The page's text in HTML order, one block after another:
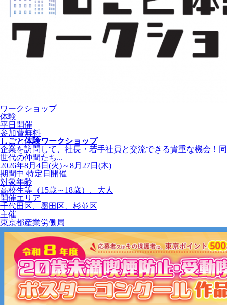
ワークショップ
体験
平日開催
参加費無料
しごと体験ワークショップ
企業を訪問して、社長・若手社員と交流できる貴重な機会！同
世代の仲間たち...
2026年8月4日(火)～8月27日(木)
期間中 特定日開催
対象年齢
高校生等（15歳～18歳）、大人
開催エリア
千代田区、墨田区、杉並区
主催
東京都産業労働局